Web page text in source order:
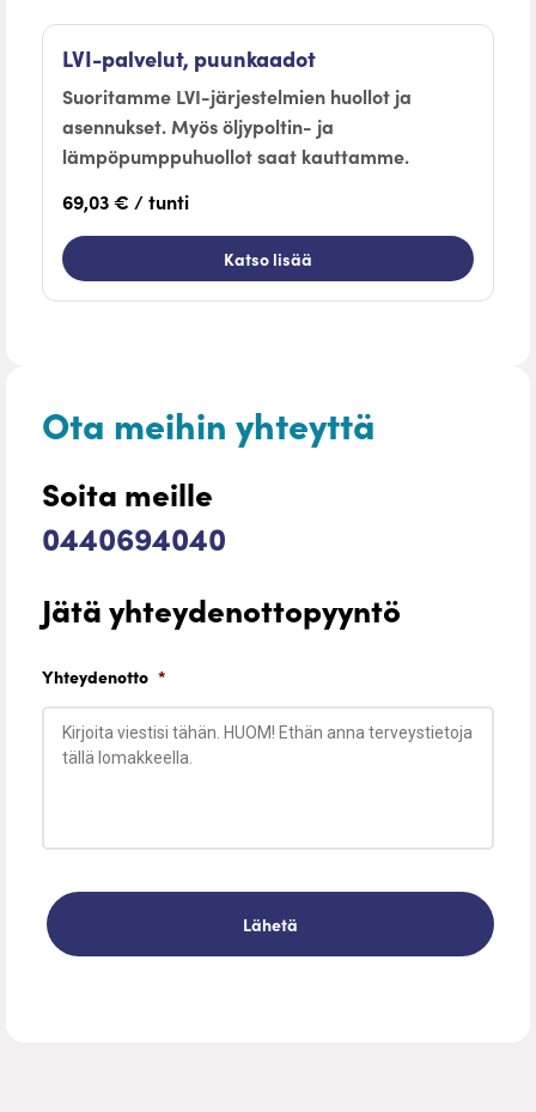
LVI-palvelut, puunkaadot
Suoritamme LVI-järjestelmien huollot ja
asennukset. Myös öljypoltin- ja
lämpöpumppuhuollot saat kauttamme.
69,03 € / tunti
Katso lisää
Ota meihin yhteyttä
Soita meille
0440694040
Jätä yhteydenottopyyntö
Yhteydenotto *